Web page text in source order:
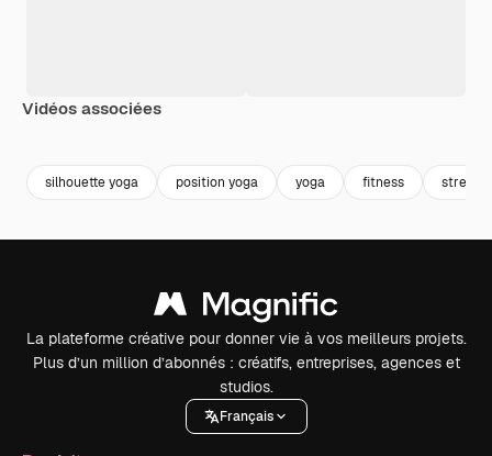
Vidéos associées
silhouette yoga position yoga yoga fitness
La plateforme créative pour donner vie à vos meilleurs projets.
Plus d’un million d’abonnés : créatifs, entreprises, agences et
studios.
Français